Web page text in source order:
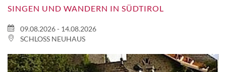
SINGEN UND WANDERN IN SÜDTIROL
09.08.2026 - 14.08.2026
SCHLOSS NEUHAUS